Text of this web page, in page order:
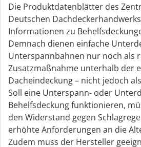
Die Produktdatenblätter des
Deutschen
Informationen zu
Demnach dienen einfache
Unterspannbahnen nur noch als
Zusatzmaßnahme unterhalb der
Dacheindeckung – nicht jedoch
Soll eine Unterspann- oder
Behelfsdeckung funktionieren,
den Widerstand gegen
erhöhte Anforderungen an die
Zudem muss der Hersteller